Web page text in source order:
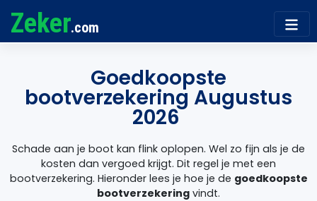
Zeker.com
Goedkoopste
bootverzekering Augustus
2026
Schade aan je boot kan flink oplopen. Wel zo fijn als je de
kosten dan vergoed krijgt. Dit regel je met een
bootverzekering. Hieronder lees je hoe je de goedkoopste
bootverzekering vindt.